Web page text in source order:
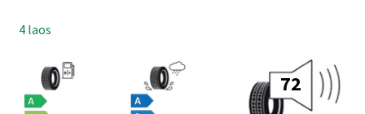
4 laos
72